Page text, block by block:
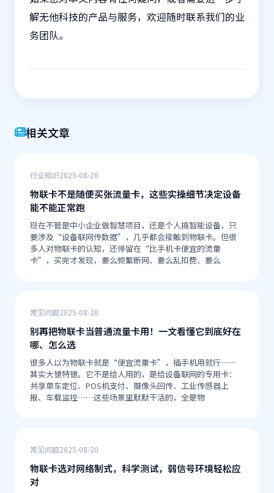
解无他科技的产品与服务，欢迎随时联系我们的业
务团队。
相关文章
行业知识2025-08-20
物联卡不是随便买张流量卡，这些实操细节决定设备
能不能正常跑
现在不管是中小企业做智慧项目，还是个人搞智能设备，只
要涉及“设备联网传数据”，几乎都会接触到物联卡。但很
多人对物联卡的认知，还停留在“比手机卡便宜的流量
卡”，买完才发现，要么频繁断网、要么乱扣费、要么
常见问题2025-08-20
别再把物联卡当普通流量卡用！一文看懂它到底好在
哪、怎么选
很多人以为物联卡就是“便宜流量卡”，插手机用就行——
其实大错特错。它不是给人用的，是给设备联网的专用卡：
共享单车定位、POS机支付、摄像头回传、工业传感器上
报、车载监控……这些场景里默默干活的，全是物
常见问题2025-08-20
物联卡选对网络制式，科学测试，弱信号环境轻松应
对